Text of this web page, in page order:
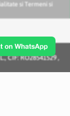
si
Termeni si
CIF: RO28541529 ,